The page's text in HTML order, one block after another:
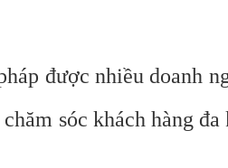
được nhiều doanh
sóc khách hàng đa